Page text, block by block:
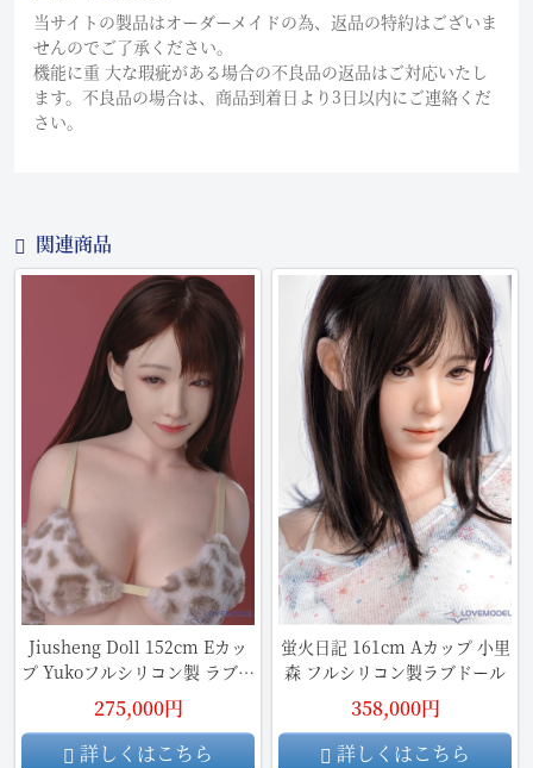
当サイトの製品はオーダーメイドの為、返品の特約はございま
せんのでご了承ください。
機能に重 大な瑕疵がある場合の不良品の返品はご対応いたし
ます。不良品の場合は、商品到着日より3日以内にご連絡くだ
さい。
関連商品
Jiusheng Doll 152cm Eカッ
プ Yukoフルシリコン製 ラブド
ール
275,000円
詳しくはこちら
蛍火日記 161cm Aカップ 小里
森 フルシリコン製ラブドール
358,000円
詳しくはこちら